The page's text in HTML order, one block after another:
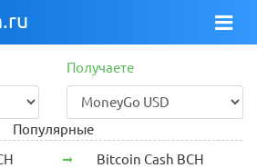
Получаете
Популярные
Bitcoin Cash BCH